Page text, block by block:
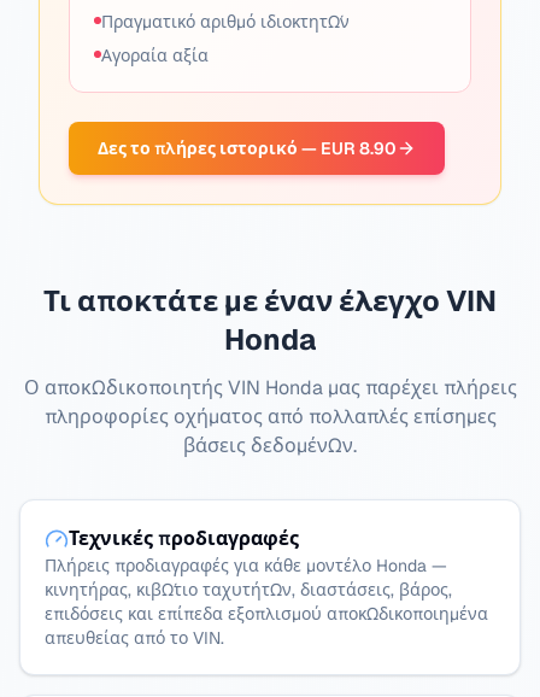
Πραγματικό αριθμό ιδιοκτητών
Αγοραία αξία
Δες το πλήρες ιστορικό — EUR 8.90
Τι αποκτάτε με έναν έλεγχο VIN
Honda
Ο αποκωδικοποιητής VIN Honda μας παρέχει πλήρεις
πληροφορίες οχήματος από πολλαπλές επίσημες
βάσεις δεδομένων.
Τεχνικές προδιαγραφές
Πλήρεις προδιαγραφές για κάθε μοντέλο Honda —
κινητήρας, κιβώτιο ταχυτήτων, διαστάσεις, βάρος,
επιδόσεις και επίπεδα εξοπλισμού αποκωδικοποιημένα
απευθείας από το VIN.